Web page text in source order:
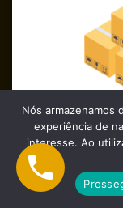
Nós armazenamos
experiência de
interesse. Ao